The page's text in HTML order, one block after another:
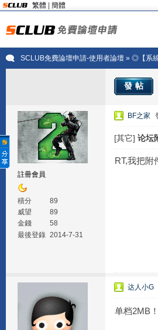
繁體 簡體
SCLUB免費論壇申請-使用者論壇» ◎【系統
發帖
註冊會員
積分
89
威望
89
金錢
58
最後登錄 2014-7-31
BF之家
[其它] 论坛
RT,我把附
达人小G
单档2MB！